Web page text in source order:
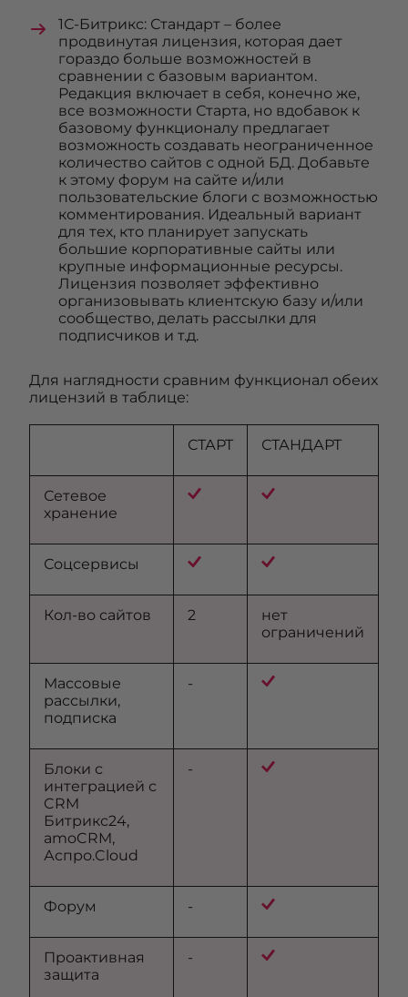
1С-Битрикс: Стандарт – более
продвинутая лицензия, которая дает
гораздо больше возможностей в
сравнении с базовым вариантом.
Редакция включает в себя, конечно же,
все возможности Старта, но вдобавок к
базовому функционалу предлагает
возможность создавать неограниченное
количество сайтов с одной БД. Добавьте
к этому форум на сайте и/или
пользовательские блоги с возможностью
комментирования. Идеальный вариант
для тех, кто планирует запускать
большие корпоративные сайты или
крупные информационные ресурсы.
Лицензия позволяет эффективно
организовывать клиентскую базу и/или
сообщество, делать рассылки для
подписчиков и т.д.
Для наглядности сравним функционал обеих
лицензий в таблице:
СТАРТ СТАНДАРТ
Сетевое
хранение
Соцсервисы
Кол-во сайтов 2
нет
ограничений
Массовые
рассылки,
подписка
-
Блоки с
интеграцией с
CRM
Битрикс24,
amoCRM,
Аспро.Cloud
-
Форум -
Проактивная
защита
-